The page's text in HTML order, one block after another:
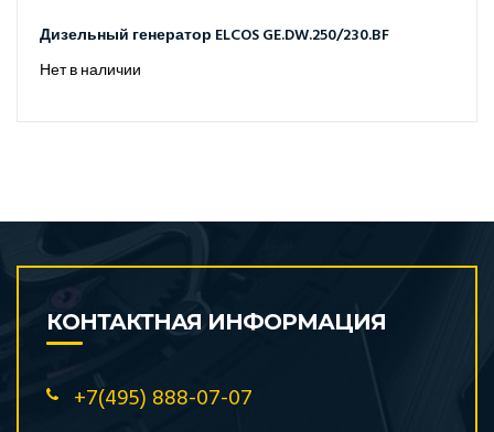
Дизельный генератор ELCOS GE.DW.250/230.BF
Нет в наличии
КОНТАКТНАЯ ИНФОРМАЦИЯ
+7(495) 888-07-07